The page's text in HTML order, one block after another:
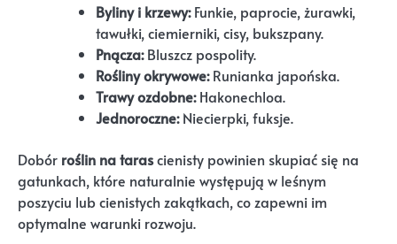
Byliny i krzewy:Funkie, paprocie, żurawki,
tawułki, ciemierniki, cisy, bukszpany.
Pnącza:Bluszcz pospolity.
Rośliny okrywowe:Runianka japońska.
Trawy ozdobne:Hakonechloa.
Jednoroczne:Niecierpki, fuksje.
Dobór roślin na tarascienisty powinien skupiać się na
gatunkach, które naturalnie występują w leśnym
poszyciu lub cienistych zakątkach, co zapewni im
optymalne warunki rozwoju.